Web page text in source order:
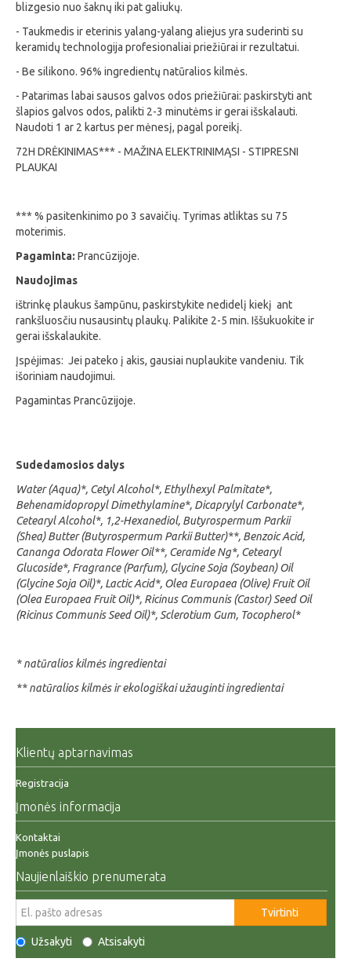
blizgesio nuo šaknų iki pat galiukų.
- Taukmedis ir eterinis yalang-yalang aliejus yra suderinti su
keramidų technologija profesionaliai priežiūrai ir rezultatui.
- Be silikono. 96% ingredientų natūralios kilmės.
- Patarimas labai sausos galvos odos priežiūrai: paskirstyti ant
šlapios galvos odos, palikti 2-3 minutėms ir gerai išskalauti.
Naudoti 1 ar 2 kartus per mėnesį, pagal poreikį.
72H DRĖKINIMAS*** - MAŽINA ELEKTRINIMĄSI - STIPRESNI
PLAUKAI
*** % pasitenkinimo po 3 savaičių. Tyrimas atliktas su 75
moterimis.
Pagaminta: Prancūzijoje.
Naudojimas
ištrinkę plaukus šampūnu, paskirstykite nedidelį kiekį ant
rankšluosčiu nusausintų plaukų. Palikite 2-5 min. Iššukuokite ir
gerai išskalaukite.
Įspėjimas: Jei pateko į akis, gausiai nuplaukite vandeniu. Tik
išoriniam naudojimui.
Pagamintas Prancūzijoje.
Sudedamosios dalys
Water (Aqua)*, Cetyl Alcohol*, Ethylhexyl Palmitate*,
Behenamidopropyl Dimethylamine*, Dicaprylyl Carbonate*,
Cetearyl Alcohol*, 1,2-Hexanediol, Butyrospermum Parkii
(Shea) Butter (Butyrospermum Parkii Butter)**, Benzoic Acid,
Cananga Odorata Flower Oil**, Ceramide Ng*, Cetearyl
Glucoside*, Fragrance (Parfum), Glycine Soja (Soybean) Oil
(Glycine Soja Oil)*, Lactic Acid*, Olea Europaea (Olive) Fruit Oil
(Olea Europaea Fruit Oil)*, Ricinus Communis (Castor) Seed Oil
(Ricinus Communis Seed Oil)*, Sclerotium Gum, Tocopherol*
* natūralios kilmės ingredientai
** natūralios kilmės ir ekologiškai užauginti ingredientai
Klientų aptarnavimas
Registracija
Įmonės informacija
Kontaktai
Įmonės puslapis
Naujienlaiškio prenumerata
Tvirtinti
Užsakyti Atsisakyti